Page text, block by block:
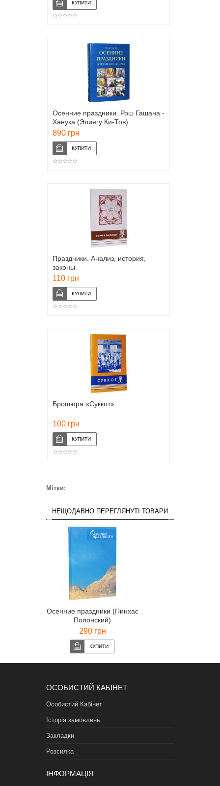
Осенние праздники. Рош Гашана -
Ханука (Элиягу Ки-Тов)
890 грн
Праздники. Анализ, история,
законы
110 грн
Брошюра «Суккот»
100 грн
Мітки:
НЕЩОДАВНО ПЕРЕГЛЯНУТІ ТОВАРИ
Осенние праздники (Пинхас
Полонский)
290 грн
ОСОБИСТИЙ КАБІНЕТ
Особистий Кабінет
Історія замовлень
Закладки
Розсилка
ІНФОРМАЦІЯ